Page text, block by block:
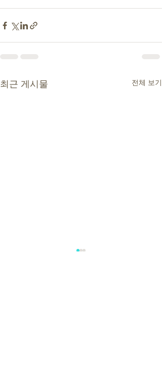
최근 게시물 전체 보기